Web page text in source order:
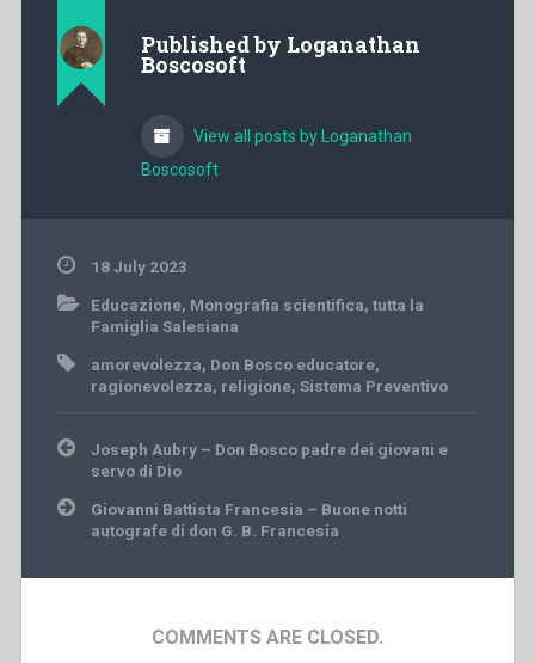
Published by Loganathan
Boscosoft
View all posts by Loganathan
Boscosoft
18 July 2023
Educazione, Monografia scientifica, tutta la
Famiglia Salesiana
amorevolezza, Don Bosco educatore,
ragionevolezza, religione, Sistema Preventivo
Post
navigation
Joseph Aubry – Don Bosco padre dei giovani e
servo di Dio
Giovanni Battista Francesia – Buone notti
autografe di don G. B. Francesia
COMMENTS ARE CLOSED.